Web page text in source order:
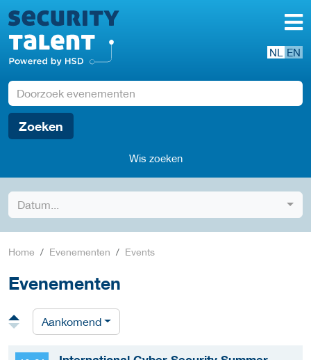
NL EN
Zoeken
Wis zoeken
Datum...
Home Evenementen Events
Evenementen
Aankomend